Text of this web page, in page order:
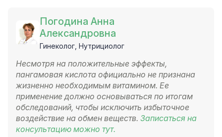
Погодина Анна
Александровна
Гинеколог, Нутрициолог
Несмотря на положительные эффекты,
пангамовая кислота официально не признана
жизненно необходимым витамином. Ее
применение должно основываться по итогам
обследований, чтобы исключить избыточное
воздействие на обмен веществ. Записаться на
консультацию можно тут.